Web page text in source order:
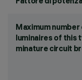
Maximum number
luminaires of this
minature circuit